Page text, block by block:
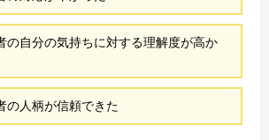
の自分の気持ちに対する理解度が高か
の人柄が信頼できた